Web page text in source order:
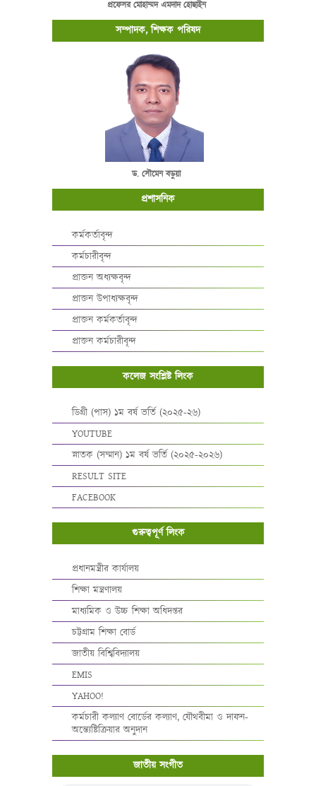
প্রফেসর মোহাম্মদ এমদাদ হোছাইন
সম্পাদক, শিক্ষক পরিষদ
ড. সৌমেন বড়ুয়া
প্রশাসনিক
কর্মকর্তাবৃন্দ
কর্মচারীবৃন্দ
প্রাক্তন অধ্যক্ষবৃন্দ
প্রাক্তন উপাধ্যক্ষবৃন্দ
প্রাক্তন কর্মকর্তাবৃন্দ
প্রাক্তন কর্মচারীবৃন্দ
কলেজ সংশ্লিষ্ট লিংক
ডিগ্রী (পাস) ১ম বর্ষ ভর্তি (২০২৫-২৬)
YOUTUBE
স্নাতক (সম্মান) ১ম বর্ষ ভর্তি (২০২৫-২০২৬)
RESULT SITE
FACEBOOK
গুরুত্বপূর্ণ লিংক
প্রধানমন্ত্রীর কার্যালয়
শিক্ষা মন্ত্রণালয়
মাধ্যমিক ও উচ্চ শিক্ষা অধিদপ্তর
চট্টগ্রাম শিক্ষা বোর্ড
জাতীয় বিশ্বিবিদ্যালয়
EMIS
YAHOO!
কর্মচারী কল্যাণ বোর্ডের কল্যাণ, যৌথবীমা ও দাফন-
অন্ত্যেষ্টিক্রিয়ার অনুদান
জাতীয় সংগীত